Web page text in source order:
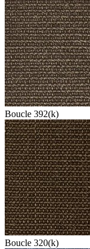
Boucle 392(k)
Boucle 320(k)